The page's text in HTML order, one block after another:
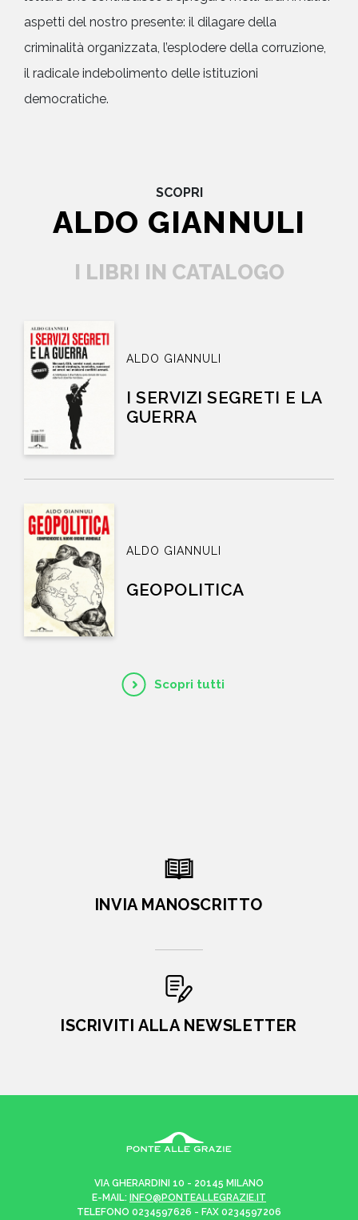
aspetti del nostro presente: il dilagare della
criminalità organizzata, l’esplodere della corruzione,
il radicale indebolimento delle istituzioni
democratiche.
SCOPRI
ALDO GIANNULI
I LIBRI IN CATALOGO
Scopri tutti
ALDO GIANNULI
I SERVIZI SEGRETI E LA
GUERRA
ALDO GIANNULI
GEOPOLITICA
INVIA MANOSCRITTO
ISCRIVITI ALLA NEWSLETTER
VIA GHERARDINI 10 - 20145 MILANO
E-MAIL: INFO@PONTEALLEGRAZIE.IT
TELEFONO 0234597626 - FAX 0234597206